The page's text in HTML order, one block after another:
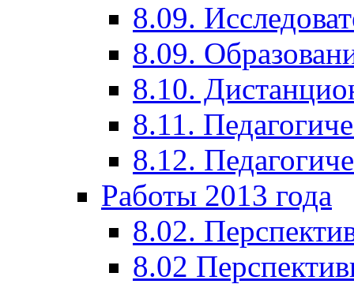
8.09.
8.09.
8.10.
8.11.
8.12.
Работы 2013 года
8.02.
8.02